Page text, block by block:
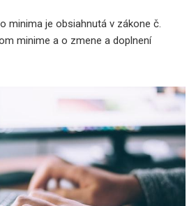
minima je obsiahnutá v zákone č.
minime a o zmene a doplnení